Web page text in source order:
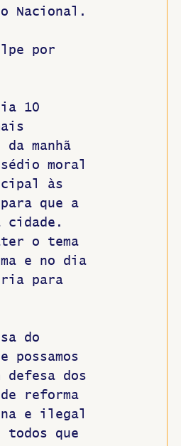
Nacional.
por
10
manhã
moral
às
que a
cidade.
o tema
e no dia
para
do
possamos
dos
reforma
e ilegal
todos que